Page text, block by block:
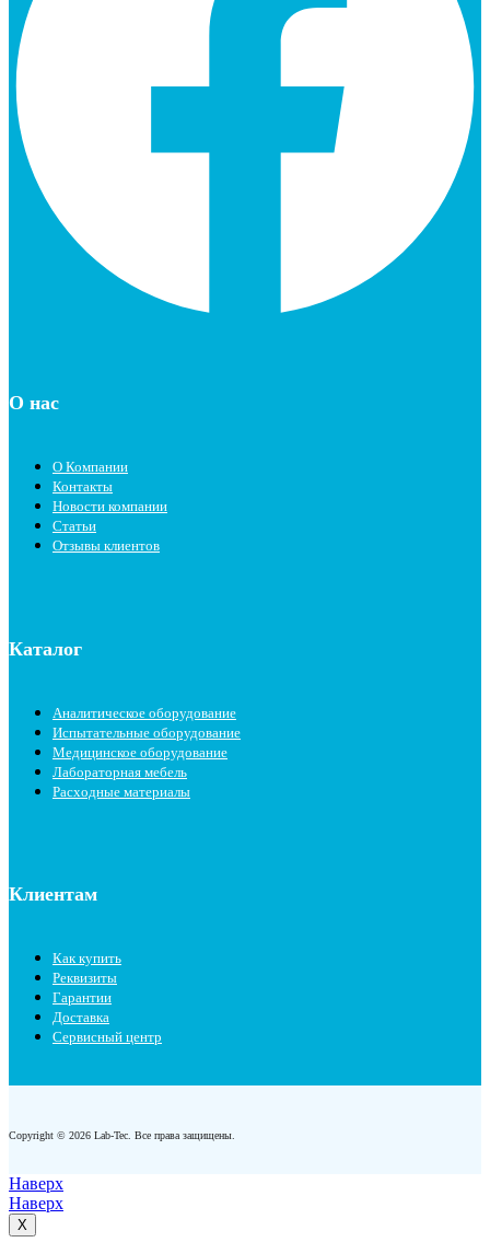
О нас
О Компании
Контакты
Новости компании
Статьи
Отзывы клиентов
Каталог
Аналитическое оборудование
Испытательные оборудование
Медицинское оборудование
Лабораторная мебель
Расходные материалы
Клиентам
Как купить
Реквизиты
Гарантии
Доставка
Сервисный центр
Copyright © 2026 Lab-Tec. Все права защищены.
Наверх
Наверх
X